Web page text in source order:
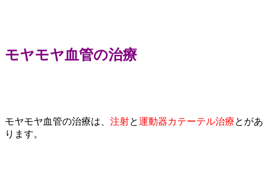
モヤモヤ血管の治療
モヤモヤ血管の治療は、 注射と運動器カテーテル治療とがあ
ります。